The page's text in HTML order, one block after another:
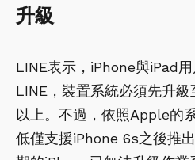
升級
LINE表示，iPhone與iPad
LINE，裝置系統必須先升級
以上。不過，依照Apple的
低僅支援iPhone 6s之後推